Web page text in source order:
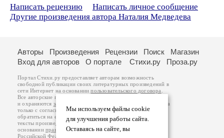
Написать рецензию
Написать личное сообщение
Другие произведения автора Наталия Медведева
Мы используем файлы cookie
для улучшения работы сайта.
Оставаясь на сайте, вы
Авторы Произведения Рецензии Поиск
Магазин
Вход для авторов
О портале Стихи.ру Проза.ру
Портал Стихи.ру предоставляет авторам возможность
свободной публикации своих литературных произведений в
сети Интернет на основаниипользовательского договора
Все авторские права на произведения принадлежат авторам
и охраняются законом
. Перепечатка произведений возможна
только с согласия его автора, к которому вы можете
обратиться на его авторской странице. Ответственность за
тексты произведений авторы несут самостоятельно на
основанииправил публикацииизаконодательства
Российской Федерации